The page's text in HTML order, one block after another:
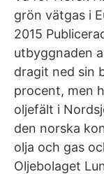
grön vätgas i
2015
utbyggnaden
dragit ned sin
procent, men
oljefält i
den norska
olja och gas
Oljebolaget